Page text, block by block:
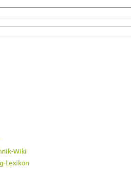
Wiki
Lexikon